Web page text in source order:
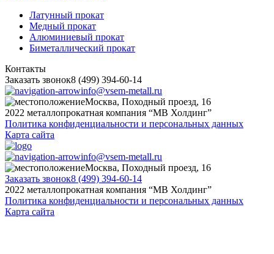
Латунный прокат
Медный прокат
Алюминиевый прокат
Биметаллический прокат
Контакты
Заказать звонок8 (499) 394-60-14
info@vsem-metall.ru
Москва, Походный проезд, 16
2022 металлопрокатная компания “MB Холдинг”
Политика конфиденциальности и персональных данных
Карта сайта
info@vsem-metall.ru
Москва, Походный проезд, 16
Заказать звонок8 (499) 394-60-14
2022 металлопрокатная компания “MB Холдинг”
Политика конфиденциальности и персональных данных
Карта сайта